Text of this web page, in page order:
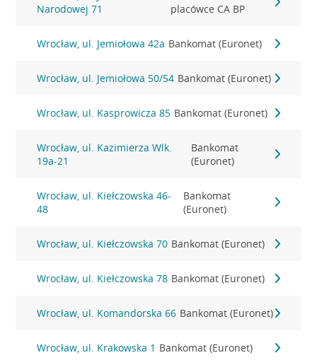
Narodowej 71
placówce CA BP
Wrocław, ul. Jemiołowa 42a Bankomat (Euronet)
Wrocław, ul. Jemiołowa 50/54 Bankomat (Euronet)
Wrocław, ul. Kasprowicza 85 Bankomat (Euronet)
Wrocław, ul. Kazimierza Wlk.
19a-21
Bankomat
(Euronet)
Wrocław, ul. Kiełczowska 46-
48
Bankomat
(Euronet)
Wrocław, ul. Kiełczowska 70 Bankomat (Euronet)
Wrocław, ul. Kiełczowska 78 Bankomat (Euronet)
Wrocław, ul. Komandorska 66 Bankomat (Euronet)
Wrocław, ul. Krakowska 1 Bankomat (Euronet)